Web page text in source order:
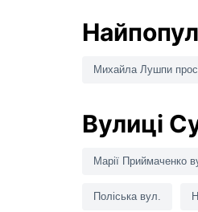
Михайла Лушпи
Вулиці
Марії Приймаченко
Поліська вул.